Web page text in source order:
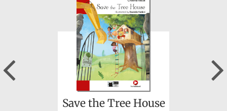
Save the Tree House
Previous